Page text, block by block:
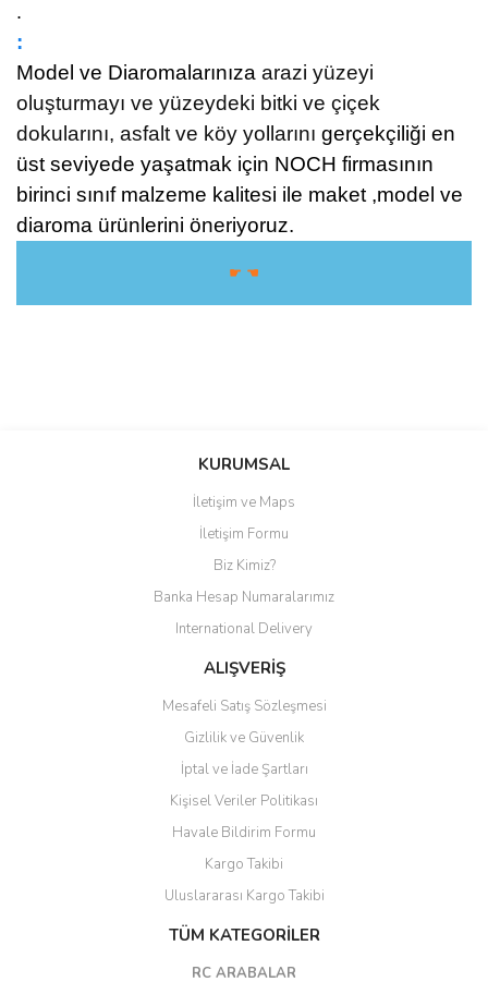
.
:
Model ve Diaromalarınıza arazi yüzeyi
oluşturmayı ve yüzeydeki bitki ve çiçek
dokularını, asfalt ve köy yollarını gerçekçiliği en
üst seviyede yaşatmak için NOCH firmasının
birinci sınıf malzeme kalitesi ile maket ,model ve
diaroma ürünlerini öneriyoruz.
☛ ☚
Yorum Yaz
KURUMSAL
İletişim ve Maps
İletişim Formu
Biz Kimiz?
Banka Hesap Numaralarımız
International Delivery
ALIŞVERİŞ
Mesafeli Satış Sözleşmesi
Gizlilik ve Güvenlik
İptal ve İade Şartları
Kişisel Veriler Politikası
Havale Bildirim Formu
Kargo Takibi
Uluslararası Kargo Takibi
TÜM KATEGORİLER
RC ARABALAR